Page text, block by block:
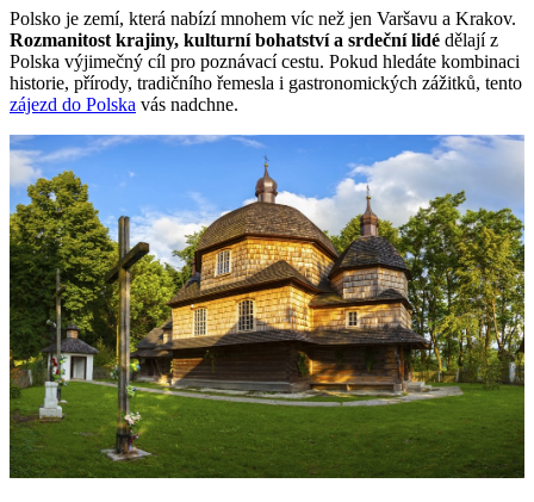
Polsko je zemí, která nabízí mnohem víc než jen Varšavu a Krakov.
Rozmanitost krajiny, kulturní bohatství a srdeční lidé dělají z
Polska výjimečný cíl pro poznávací cestu. Pokud hledáte kombinaci
historie, přírody, tradičního řemesla i gastronomických zážitků, tento
zájezd do Polska vás nadchne.